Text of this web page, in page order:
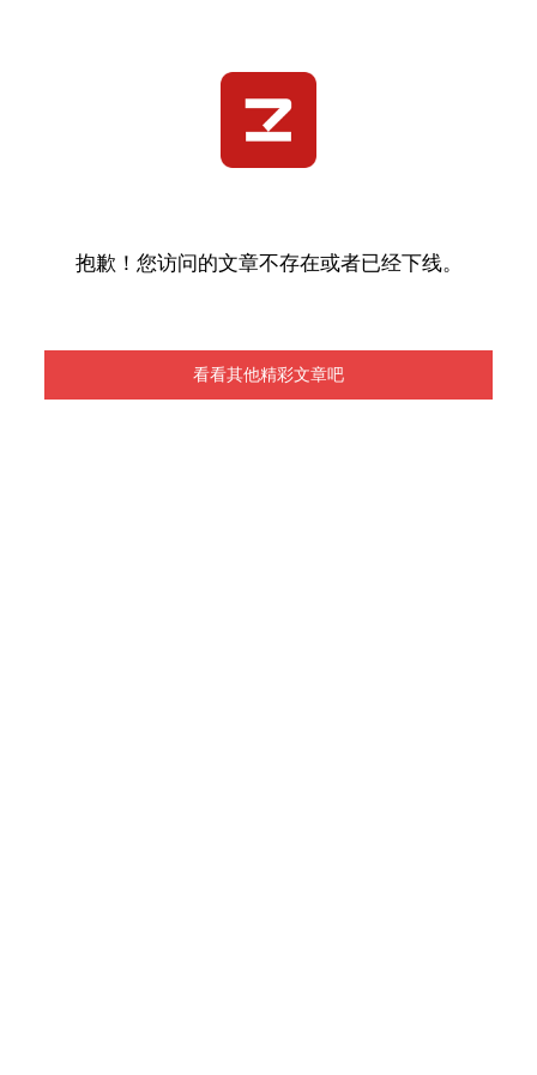
抱歉！您访问的文章不存在或者已经下线。
看看其他精彩文章吧